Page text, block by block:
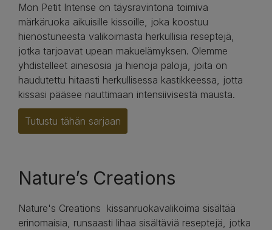
Mon Petit Intense on täysravintona toimiva
märkäruoka aikuisille kissoille, joka koostuu
hienostuneesta valikoimasta herkullisia reseptejä,
jotka tarjoavat upean makuelämyksen. Olemme
yhdistelleet ainesosia ja hienoja paloja, joita on
haudutettu hitaasti herkullisessa kastikkeessa, jotta
kissasi pääsee nauttimaan intensiivisestä mausta.
Tutustu tähän sarjaan
Nature’s Creations
Nature's Creations kissanruokavalikoima sisältää
erinomaisia, runsaasti lihaa sisältäviä reseptejä, jotka